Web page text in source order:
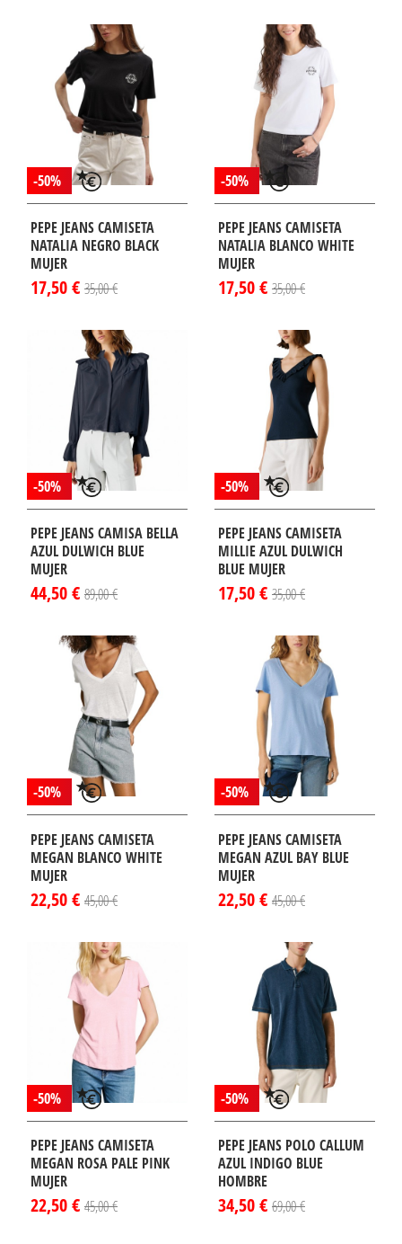
-50%
PEPE JEANS CAMISETA
NATALIA NEGRO BLACK
MUJER
17,50 € 35,00 €
-50%
PEPE JEANS CAMISETA
NATALIA BLANCO WHITE
MUJER
17,50 € 35,00 €
-50%
PEPE JEANS CAMISA BELLA
AZUL DULWICH BLUE
MUJER
44,50 € 89,00 €
-50%
PEPE JEANS CAMISETA
MILLIE AZUL DULWICH
BLUE MUJER
17,50 € 35,00 €
-50%
PEPE JEANS CAMISETA
MEGAN BLANCO WHITE
MUJER
22,50 € 45,00 €
-50%
PEPE JEANS CAMISETA
MEGAN AZUL BAY BLUE
MUJER
22,50 € 45,00 €
-50%
PEPE JEANS CAMISETA
MEGAN ROSA PALE PINK
MUJER
22,50 € 45,00 €
-50%
PEPE JEANS POLO CALLUM
AZUL INDIGO BLUE
HOMBRE
34,50 € 69,00 €